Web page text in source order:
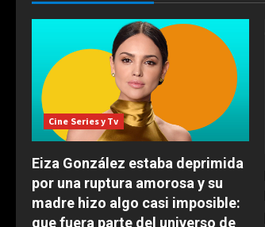
n
e
R
e
a
d
Cine Series y Tv
Eiza González estaba deprimida
por una ruptura amorosa y su
madre hizo algo casi imposible:
que fuera parte del universo de